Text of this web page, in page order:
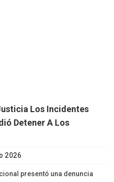
Los Incidentes
Detener A Los
2026
presentó una denuncia